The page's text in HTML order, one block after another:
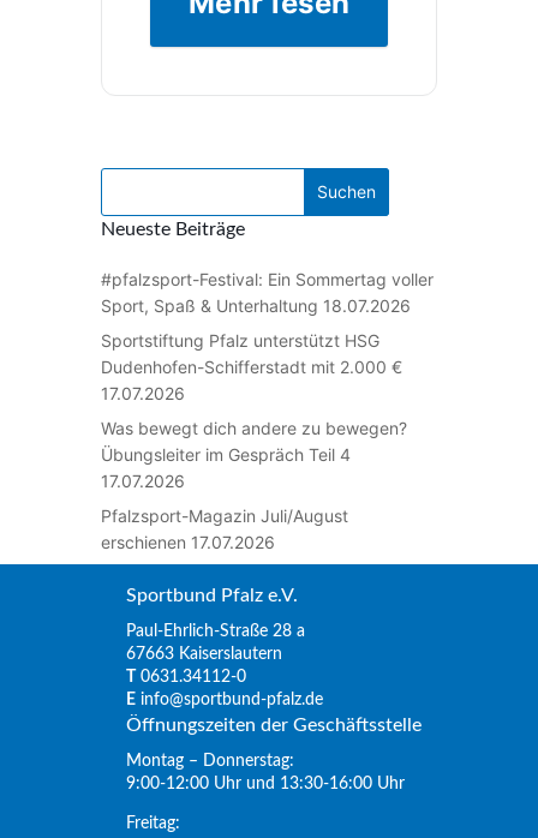
Neueste Beiträge
#pfalzsport-Festival: Ein Sommertag voller
Sport, Spaß & Unterhaltung 18.07.2026
Sportstiftung Pfalz unterstützt HSG
Dudenhofen-Schifferstadt mit 2.000 €
17.07.2026
Was bewegt dich andere zu bewegen?
Übungsleiter im Gespräch Teil 4
17.07.2026
Pfalzsport-Magazin Juli/August
erschienen 17.07.2026
Sportbund Pfalz e.V.
Paul-Ehrlich-Straße 28 a
67663 Kaiserslautern
T0631.34112-0
E info@sportbund-pfalz.de
Öffnungszeiten der Geschäftsstelle
Montag – Donnerstag:
9:00-12:00 Uhr und 13:30-16:00 Uhr
Freitag: